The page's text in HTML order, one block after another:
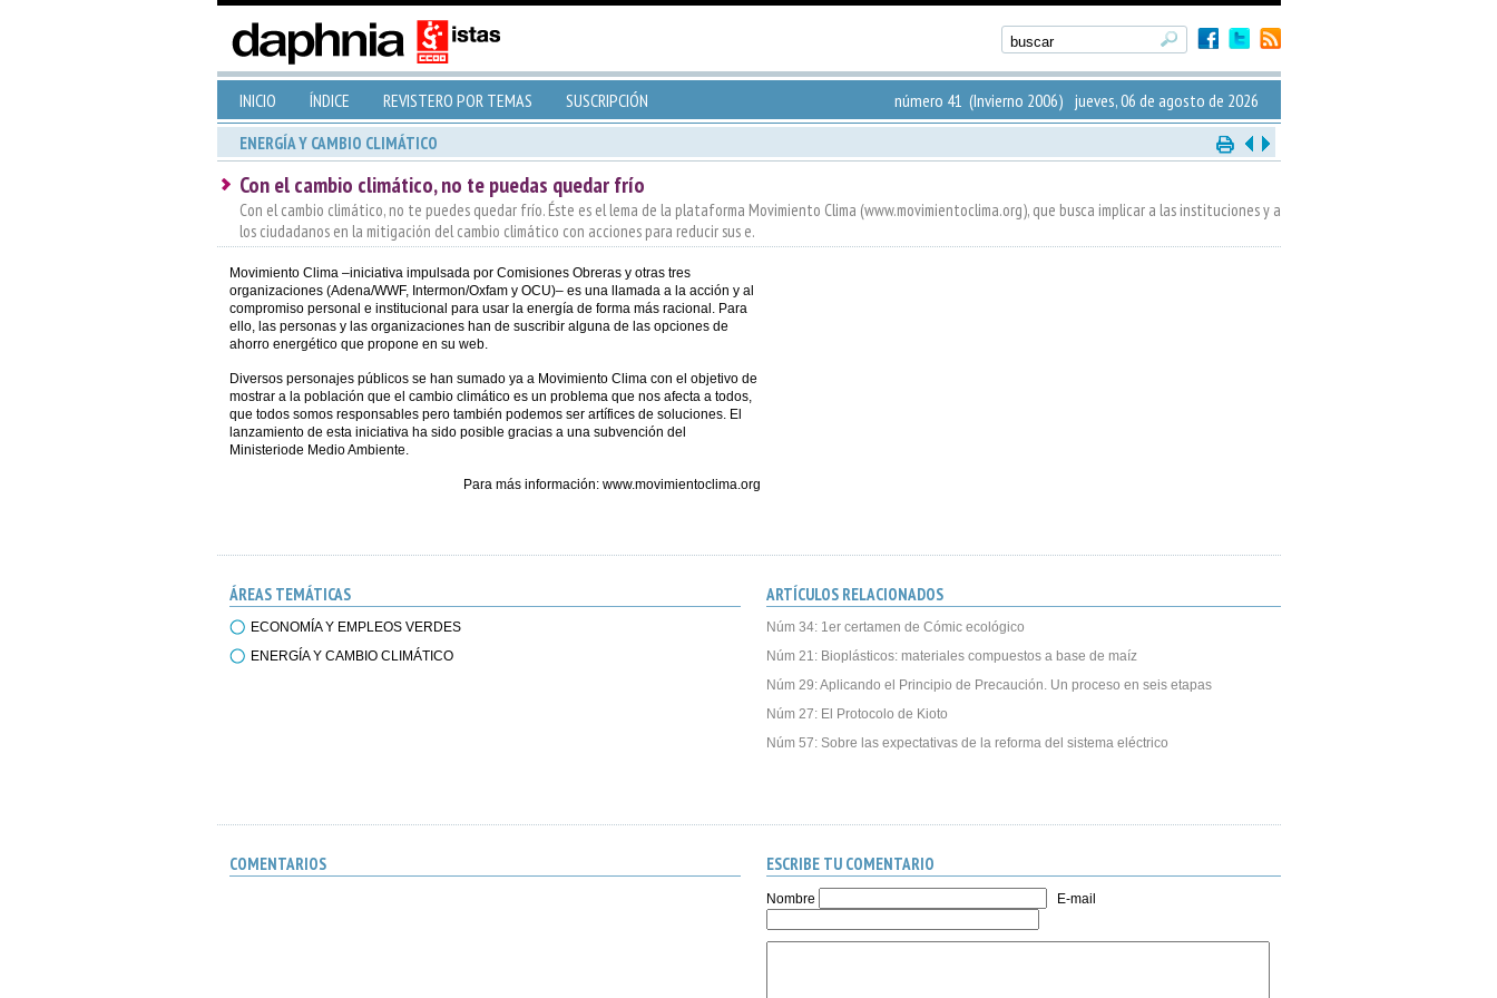
INICIO ÍNDICE REVISTERO POR TEMAS SUSCRIPCIÓN número 41 (Invierno 2006) jueves, 06 de agosto de 2026
ENERGÍA Y CAMBIO CLIMÁTICO
Con el cambio climático, no te puedas quedar frío
Con el cambio climático, no te puedes quedar frío. Éste es el lema de la plataforma Movimiento Clima (www.movimientoclima.org), que busca implicar a las instituciones y a
los ciudadanos en la mitigación del cambio climático con acciones para reducir sus e.
Movimiento Clima –iniciativa impulsada por Comisiones Obreras y otras tres
organizaciones (Adena/WWF, Intermon/Oxfam y OCU)– es una llamada a la acción y al
compromiso personal e institucional para usar la energía de forma más racional. Para
ello, las personas y las organizaciones han de suscribir alguna de las opciones de
ahorro energético que propone en su web.
Diversos personajes públicos se han sumado ya a Movimiento Clima con el objetivo de
mostrar a la población que el cambio climático es un problema que nos afecta a todos,
que todos somos responsables pero también podemos ser artífices de soluciones. El
lanzamiento de esta iniciativa ha sido posible gracias a una subvención del
Ministeriode Medio Ambiente.
Para más información: www.movimientoclima.org
ÁREAS TEMÁTICAS
ECONOMÍA Y EMPLEOS VERDES
ENERGÍA Y CAMBIO CLIMÁTICO
ARTÍCULOS RELACIONADOS
Núm 34: 1er certamen de Cómic ecológico
Núm 21: Bioplásticos: materiales compuestos a base de maíz
Núm 29: Aplicando el Principio de Precaución. Un proceso en seis etapas
Núm 27: El Protocolo de Kioto
Núm 57: Sobre las expectativas de la reforma del sistema eléctrico
COMENTARIOS ESCRIBE TU COMENTARIO
Nombre E-mail